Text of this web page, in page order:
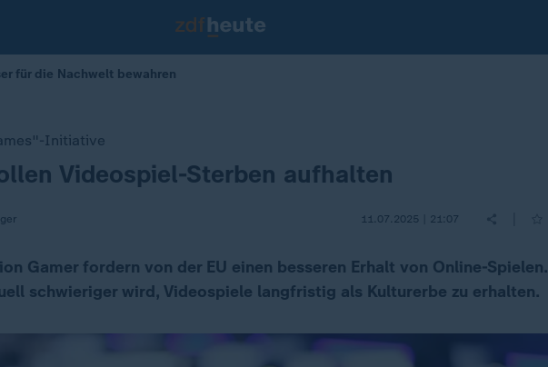
für die Nachwelt bewahren
Initiative
Videospiel-Sterben aufhalten
11.07.2025 | 21:07
Gamer fordern von der EU einen besseren Erhalt von Online-Spielen.
schwieriger wird, Videospiele langfristig als Kulturerbe zu erhalten.